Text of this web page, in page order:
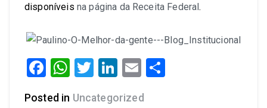
disponíveis na página da Receita Federal.
Facebook
WhatsApp
Twitter
LinkedIn
Email
Posted in Uncategorized